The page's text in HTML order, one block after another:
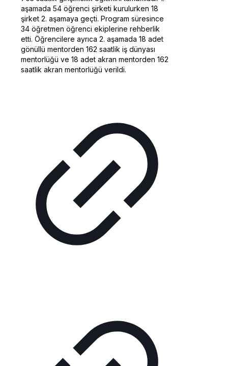
aşamada 54 öğrenci şirketi kurulurken 18
şirket 2. aşamaya geçti. Program süresince
34 öğretmen öğrenci ekiplerine rehberlik
etti. Öğrencilere ayrıca 2. aşamada 18 adet
gönüllü mentorden 162 saatlik iş dünyası
mentorlüğü ve 18 adet akran mentorden 162
saatlik akran mentorlüğü verildi.